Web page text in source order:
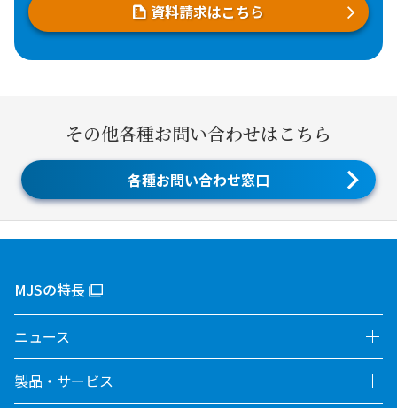
資料請求はこちら
その他各種お問い合わせはこちら
各種お問い合わせ窓口
MJSの特長
ニュース
製品・サービス